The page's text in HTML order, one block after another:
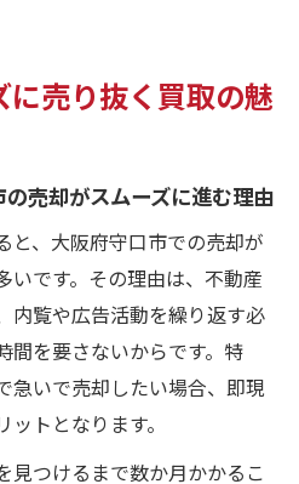
売り抜く買取の魅
売却がスムーズに進む理由
と、大阪府守口市での売却が
いです。その理由は、不動産
内覧や広告活動を繰り返す必
間を要さないからです。特
急いで売却したい場合、即現
トとなります。
見つけるまで数か月かかるこ